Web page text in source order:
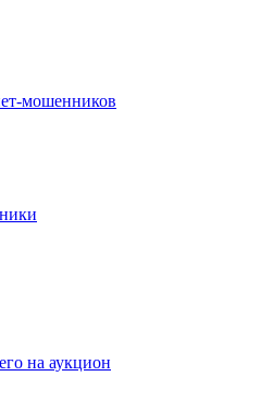
мошенников
на аукцион